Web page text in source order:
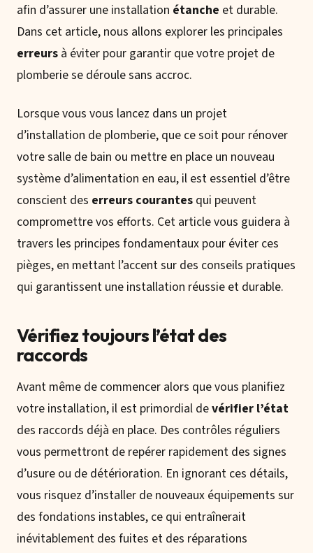
afin d’assurer une installation étanche et durable.
Dans cet article, nous allons explorer les principales
erreurs à éviter pour garantir que votre projet de
plomberie se déroule sans accroc.
Lorsque vous vous lancez dans un projet
d’installation de plomberie, que ce soit pour rénover
votre salle de bain ou mettre en place un nouveau
système d’alimentation en eau, il est essentiel d’être
conscient des erreurs courantes qui peuvent
compromettre vos efforts. Cet article vous guidera à
travers les principes fondamentaux pour éviter ces
pièges, en mettant l’accent sur des conseils pratiques
qui garantissent une installation réussie et durable.
Vérifiez toujours l’état des
raccords
Avant même de commencer alors que vous planifiez
votre installation, il est primordial devérifier l’état
des raccords déjà en place. Des contrôles réguliers
vous permettront de repérer rapidement des signes
d’usure ou de détérioration. En ignorant ces détails,
vous risquez d’installer de nouveaux équipements sur
des fondations instables, ce qui entraînerait
inévitablement des fuites et des réparations